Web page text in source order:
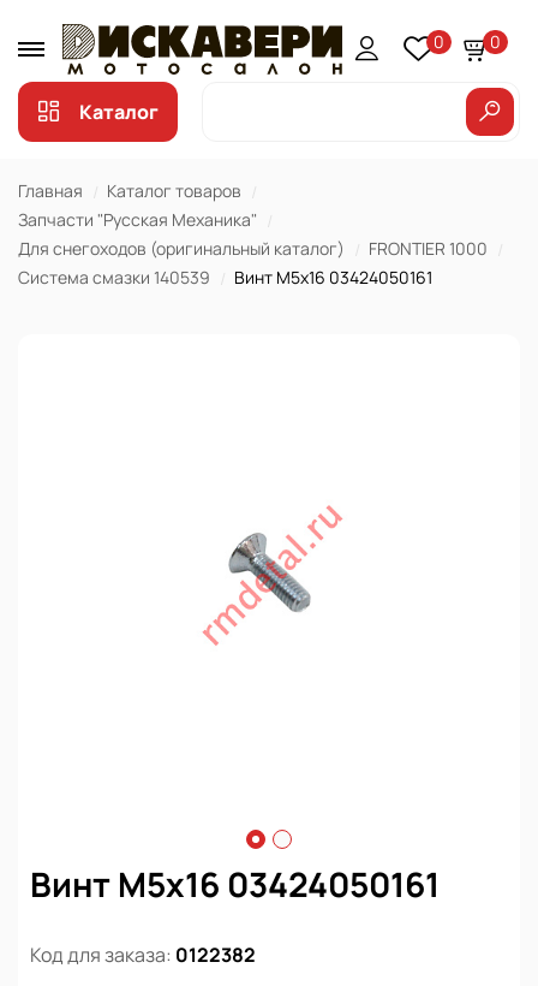
0 0
Каталог
Главная
Каталог товаров
Запчасти "Русская Механика"
Для снегоходов (оригинальный каталог)
FRONTIER 1000
Система смазки 140539
Винт М5х16 03424050161
Винт М5х16 03424050161
Код для заказа: 0122382